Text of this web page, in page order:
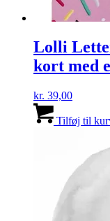
Lolli
kort med
kr. 39,00
Tilføj til